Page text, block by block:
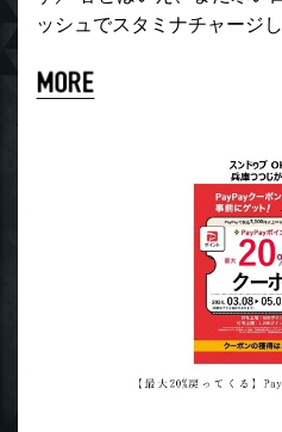
ッシュでスタミナチャージ